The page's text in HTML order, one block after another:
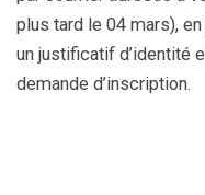
plus tard le 04 mars),
un justificatif d’identité
demande d’inscription.